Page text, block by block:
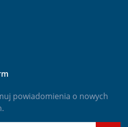
powiadomienia o nowych